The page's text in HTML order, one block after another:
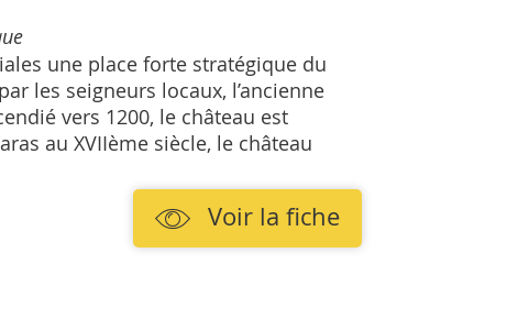
une place forte stratégique du
les seigneurs locaux, l’ancienne
vers 1200, le château est
au XVIIème siècle, le château
Voir la fiche